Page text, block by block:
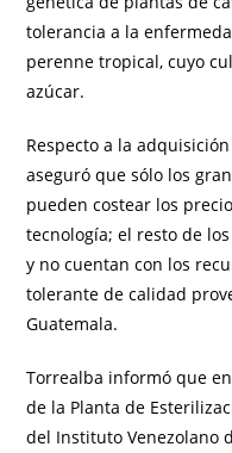
tolerancia a la
perenne tropical, cuyo
azúcar.
Respecto a la
aseguró que sólo los
pueden costear los
tecnología; el resto de
y no cuentan con los
tolerante de calidad
Guatemala.
Torrealba informó que
de la Planta de
del Instituto Venezolano